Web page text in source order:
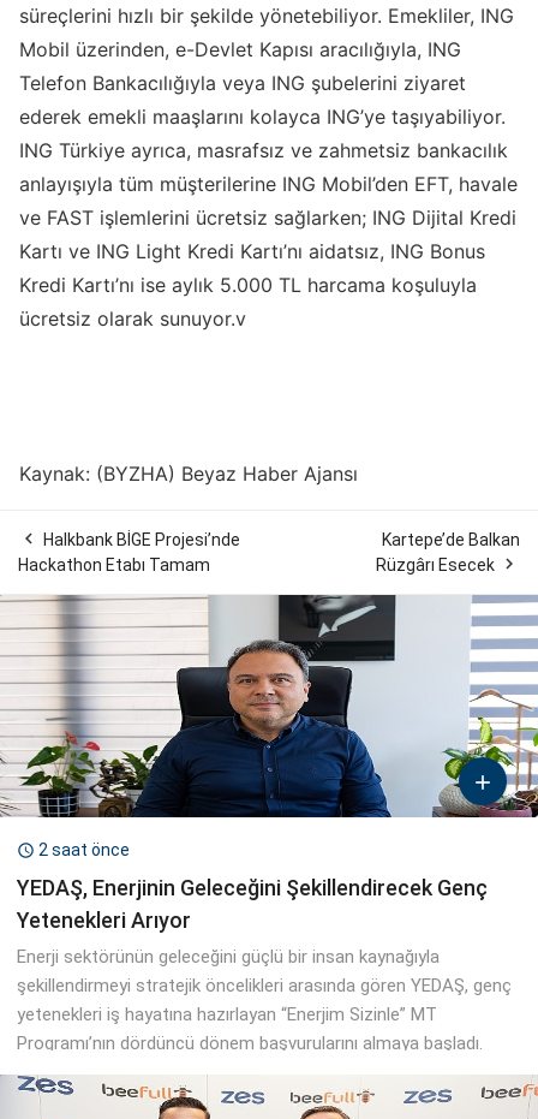
süreçlerini hızlı bir şekilde yönetebiliyor. Emekliler, ING
Mobil üzerinden, e-Devlet Kapısı aracılığıyla, ING
Telefon Bankacılığıyla veya ING şubelerini ziyaret
ederek emekli maaşlarını kolayca ING’ye taşıyabiliyor.
ING Türkiye ayrıca, masrafsız ve zahmetsiz bankacılık
anlayışıyla tüm müşterilerine ING Mobil’den EFT, havale
ve FAST işlemlerini ücretsiz sağlarken; ING Dijital Kredi
Kartı ve ING Light Kredi Kartı’nı aidatsız, ING Bonus
Kredi Kartı’nı ise aylık 5.000 TL harcama koşuluyla
ücretsiz olarak sunuyor.v
Kaynak: (BYZHA) Beyaz Haber Ajansı

Halkbank BİGE Projesi’nde
Hackathon Etabı Tamam
Kartepe’de Balkan
Rüzgârı Esecek 

 2 saat önce
YEDAŞ, Enerjinin Geleceğini Şekillendirecek Genç
Yetenekleri Arıyor
Enerji sektörünün geleceğini güçlü bir insan kaynağıyla
şekillendirmeyi stratejik öncelikleri arasında gören YEDAŞ, genç
yetenekleri iş hayatına hazırlayan “Enerjim Sizinle” MT
Programı’nın dördüncü dönem başvurularını almaya başladı.